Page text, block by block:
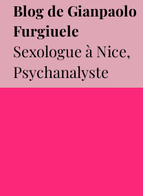
Blog de Gianpaolo
Furgiuele
Sexologue à Nice,
Psychanalyste